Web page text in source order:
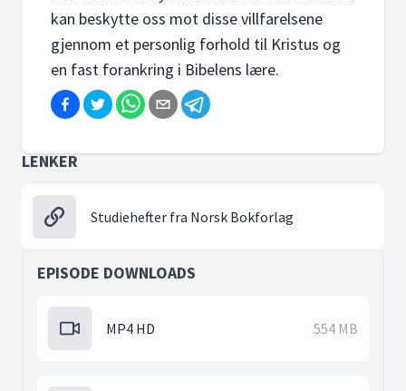
kan beskytte oss mot disse villfarelsene
gjennom et personlig forhold til Kristus og
en fast forankring i Bibelens lære.
LENKER
Studiehefter fra Norsk Bokforlag
EPISODE DOWNLOADS
MP4 HD 554 MB